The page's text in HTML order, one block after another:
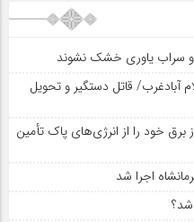
و سراب یاوری خشک نشوند
آبادغرب/ قاتل دستگیر و تحویل
خود را از انرژی‌های پاک تأمین
شد؟